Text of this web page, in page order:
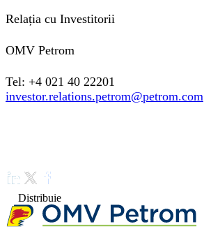
Relația cu Investitorii
OMV Petrom
Tel: +4 021 40 22201
investor.relations.petrom@petrom.com
Distribuie